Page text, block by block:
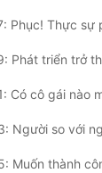
Phục! Thực sự
Phát triển trở
Có cô gái nào
so với người
Muốn thành